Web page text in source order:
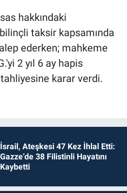
hakkındaki
taksir kapsamında
ederken; mahkeme
2 yıl 6 ay hapis
karar verdi.
İsrail, Ateşkesi 47 Kez İhlal Etti:
Gazze’de 38 Filistinli Hayatını
Kaybetti